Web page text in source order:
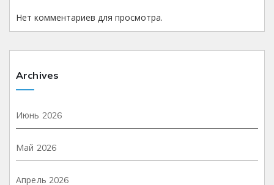
Нет комментариев для просмотра.
Archives
Июнь 2026
Май 2026
Апрель 2026